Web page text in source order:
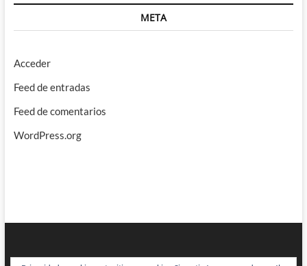
META
Acceder
Feed de entradas
Feed de comentarios
WordPress.org